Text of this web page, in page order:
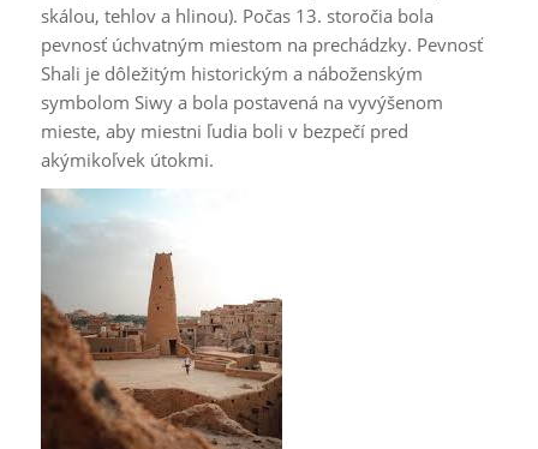
skálou, tehlov a hlinou). Počas 13. storočia bola
pevnosť úchvatným miestom na prechádzky. Pevnosť
Shali je dôležitým historickým a náboženským
symbolom Siwy a bola postavená na vyvýšenom
mieste, aby miestni ľudia boli v bezpečí pred
akýmikoľvek útokmi.